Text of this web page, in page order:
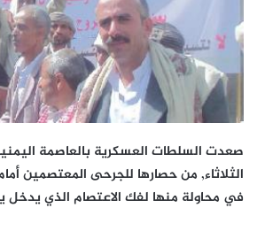
صعدت السلطات العسكرية بالعاصمة
الثلاثاء, من حصارها للجرحى المعتصمين
في محاولة منها لفك الاعتصام الذي يدخل